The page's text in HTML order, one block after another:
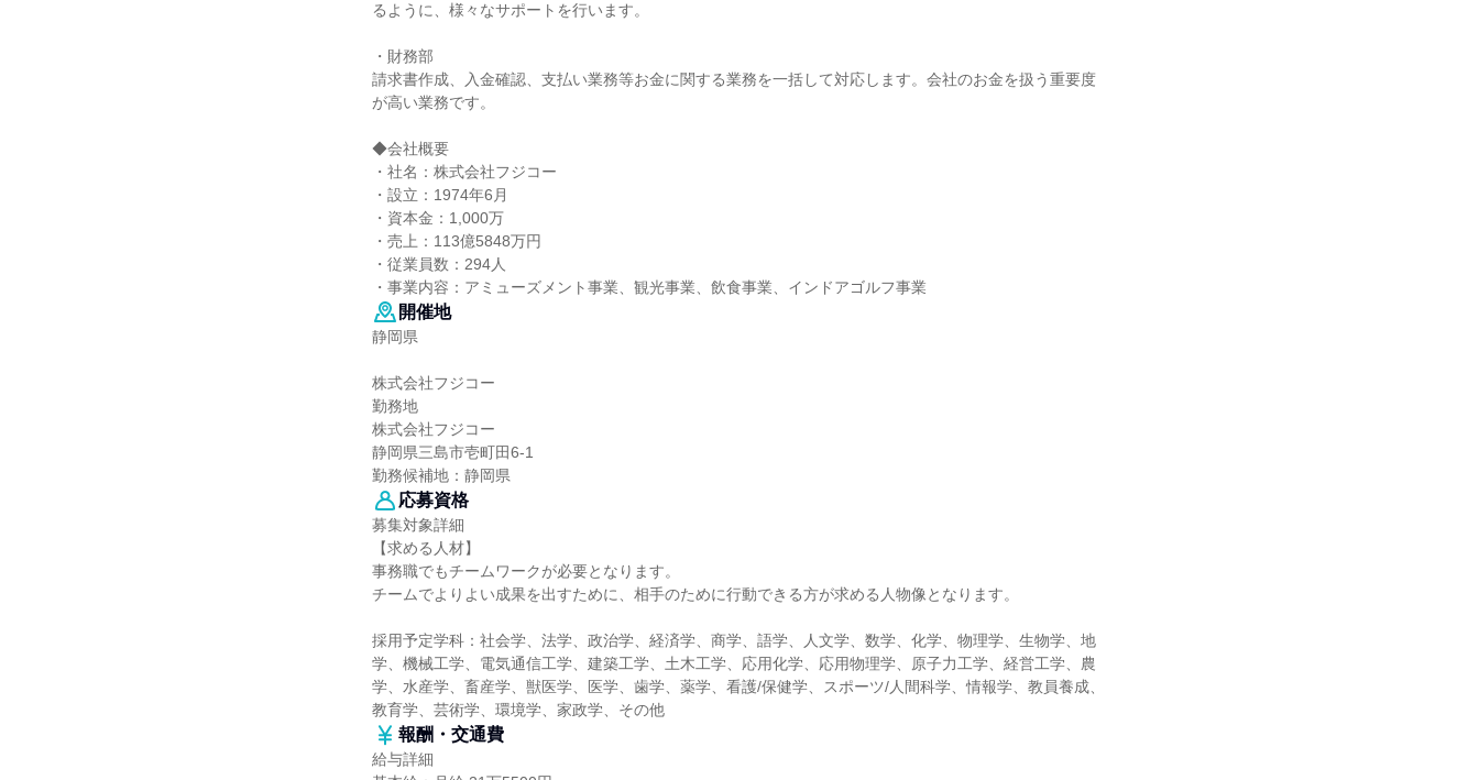
るように、様々なサポートを行います。
・財務部
請求書作成、入金確認、支払い業務等お金に関する業務を一括して対応します。会社のお金を扱う重要度
が高い業務です。
◆会社概要
・社名：株式会社フジコー
・設立：1974年6月
・資本金：1,000万
・売上：113億5848万円
・従業員数：294人
・事業内容：アミューズメント事業、観光事業、飲食事業、インドアゴルフ事業
開催地
静岡県
株式会社フジコー
勤務地
株式会社フジコー
静岡県三島市壱町田6-1
勤務候補地：静岡県
応募資格
募集対象詳細
【求める人材】
事務職でもチームワークが必要となります。
チームでよりよい成果を出すために、相手のために行動できる方が求める人物像となります。
採用予定学科：社会学、法学、政治学、経済学、商学、語学、人文学、数学、化学、物理学、生物学、地
学、機械工学、電気通信工学、建築工学、土木工学、応用化学、応用物理学、原子力工学、経営工学、農
学、水産学、畜産学、獣医学、医学、歯学、薬学、看護/保健学、スポーツ/人間科学、情報学、教員養成、
教育学、芸術学、環境学、家政学、その他
報酬・交通費
給与詳細